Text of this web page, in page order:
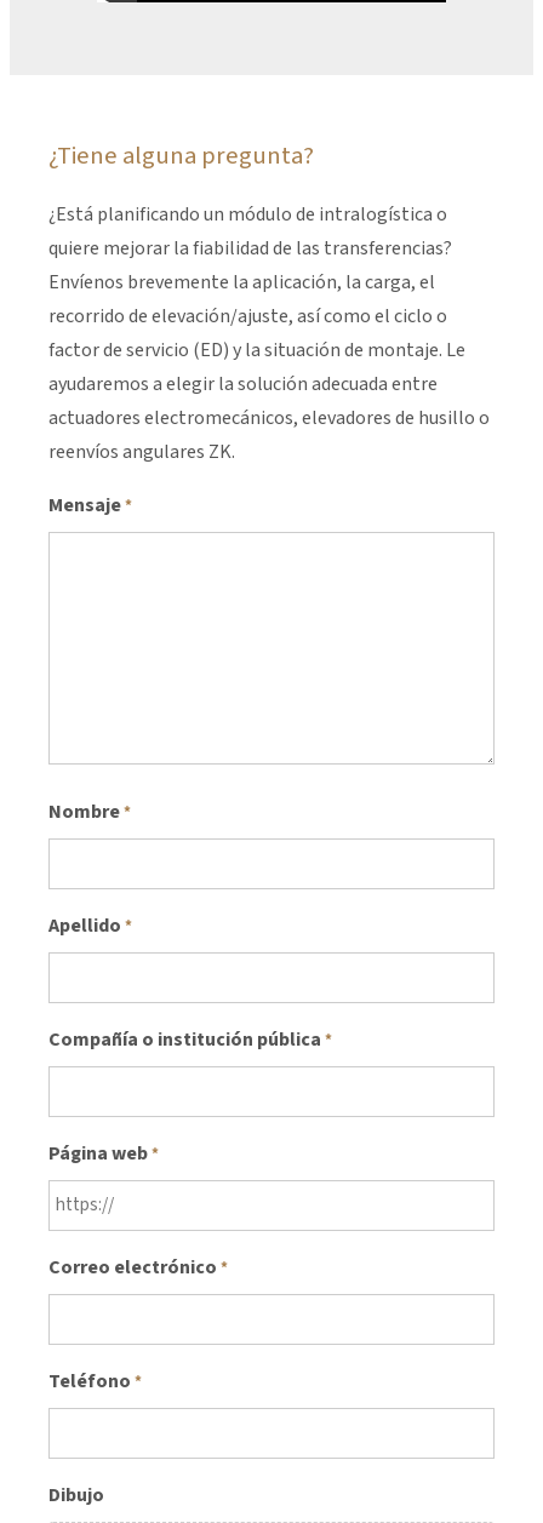
¿Tiene alguna pregunta?
¿Está planificando un módulo de intralogística o
quiere mejorar la fiabilidad de las transferencias?
Envíenos brevemente la aplicación, la carga, el
recorrido de elevación/ajuste, así como el ciclo o
factor de servicio (ED) y la situación de montaje. Le
ayudaremos a elegir la solución adecuada entre
actuadores electromecánicos, elevadores de husillo o
reenvíos angulares ZK.
Mensaje*
Nombre*
Apellido *
Compañía o institución pública *
Página web*
Correo electrónico *
Teléfono *
Dibujo